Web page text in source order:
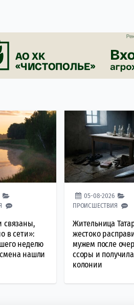
связаны,
в сети»:
неделю
нашли
05-08-2026
ПРОИСШЕСТВИЯ
Жительница
жестоко
мужем после
ссоры и
колонии